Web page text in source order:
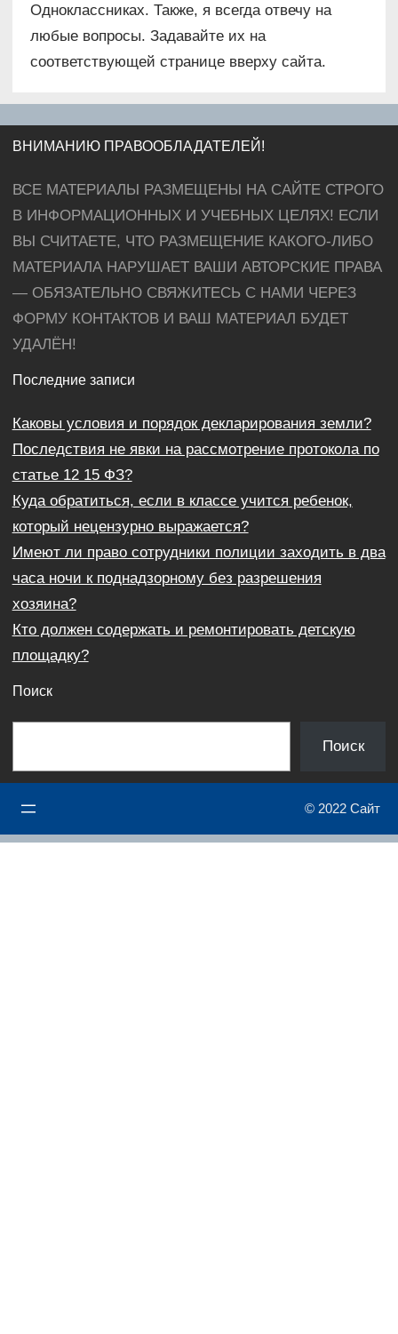
Одноклассниках. Также, я всегда отвечу на
любые вопросы. Задавайте их на
соответствующей странице вверху сайта.
ВНИМАНИЮ ПРАВООБЛАДАТЕЛЕЙ!
ВСЕ МАТЕРИАЛЫ РАЗМЕЩЕНЫ НА САЙТЕ СТРОГО
В ИНФОРМАЦИОННЫХ И УЧЕБНЫХ ЦЕЛЯХ! ЕСЛИ
ВЫ СЧИТАЕТЕ, ЧТО РАЗМЕЩЕНИЕ КАКОГО-ЛИБО
МАТЕРИАЛА НАРУШАЕТ ВАШИ АВТОРСКИЕ ПРАВА
— ОБЯЗАТЕЛЬНО СВЯЖИТЕСЬ С НАМИ ЧЕРЕЗ
ФОРМУ КОНТАКТОВ И ВАШ МАТЕРИАЛ БУДЕТ
УДАЛЁН!
Последние записи
Каковы условия и порядок декларирования земли?
Последствия не явки на рассмотрение протокола по
статье 12 15 ФЗ?
Куда обратиться, если в классе учится ребенок,
который нецензурно выражается?
Имеют ли право сотрудники полиции заходить в два
часа ночи к поднадзорному без разрешения
хозяина?
Кто должен содержать и ремонтировать детскую
площадку?
Поиск
и
к
Поиск
© 2022 Сайт